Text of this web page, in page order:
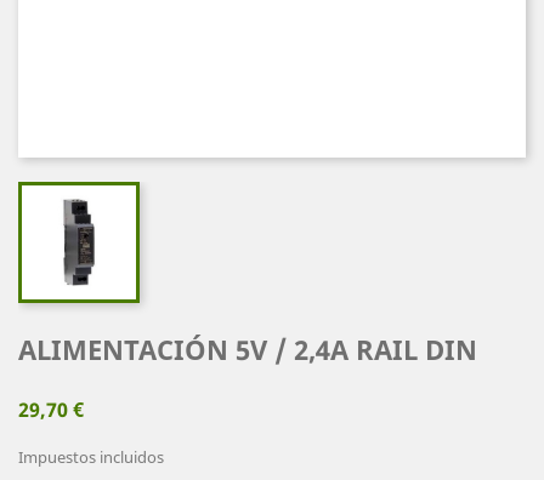
ALIMENTACIÓN 5V / 2,4A RAIL DIN
29,70 €
Impuestos incluidos